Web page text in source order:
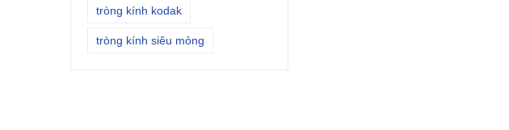
tròng kính kodak
tròng kính siêu mỏng